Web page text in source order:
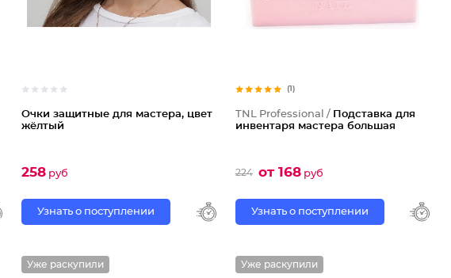
Очки защитные для мастера, цвет
жёлтый
258 руб
Узнать о поступлении
(1)
TNL Professional / Подставка для
инвентаря мастера большая
224 от 168руб
Узнать о поступлении
Уже раскупили Уже раскупили